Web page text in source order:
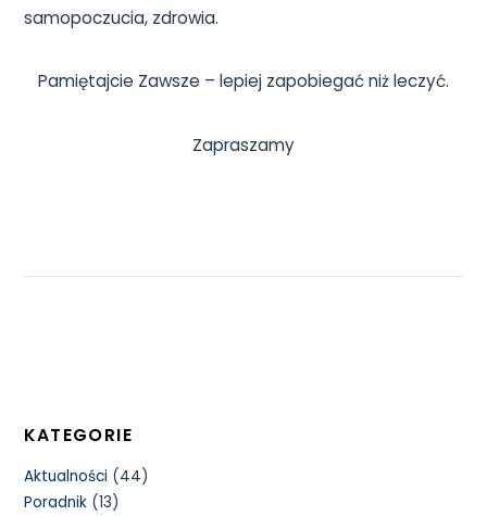
samopoczucia, zdrowia.
Pamiętajcie Zawsze – lepiej zapobiegać niż leczyć.
Zapraszamy
KATEGORIE
Aktualności (44)
Poradnik (13)